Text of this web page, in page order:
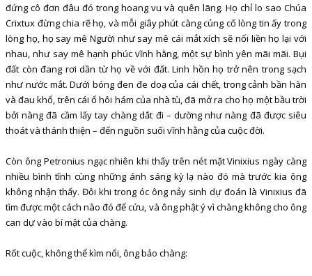
đứng cô đơn đâu đó trong hoang vu và quên lãng. Họ chỉ lo sao Chúa
Crixtux đừng chia rẽ họ, và mỗi giây phút càng củng cố lòng tin ấy trong
lòng họ, họ say mê Người như say mê cái mắt xích sẽ nối liền họ lại với
nhau, như say mê hạnh phúc vĩnh hằng, một sự bình yên mãi mãi. Bụi
đất còn đang rơi dần từ họ về với đất. Linh hồn họ trở nên trong sạch
như nước mắt. Dưới bóng đen đe doạ của cái chết, trong cảnh bần hàn
và đau khổ, trên cái ổ hôi hám của nhà tù, đã mở ra cho họ một bầu trời
bởi nàng đã cầm lấy tay chàng dắt đi – dường như nàng đã được siêu
thoát và thánh thiện – đến nguồn suối vĩnh hằng của cuộc đời.
Còn ông Petronius ngạc nhiên khi thấy trên nét mặt Vinixius ngày càng
nhiều bình tĩnh cùng những ánh sáng kỳ lạ nào đó mà trước kia ông
không nhận thấy. Đôi khi trong óc ông nảy sinh dự đoán là Vinixius đã
tìm được một cách nào đó để cứu, và ông phật ý vì chàng không cho ông
can dự vào bí mật của chàng.
Rốt cuộc, không thể kìm nổi, ông bảo chàng: